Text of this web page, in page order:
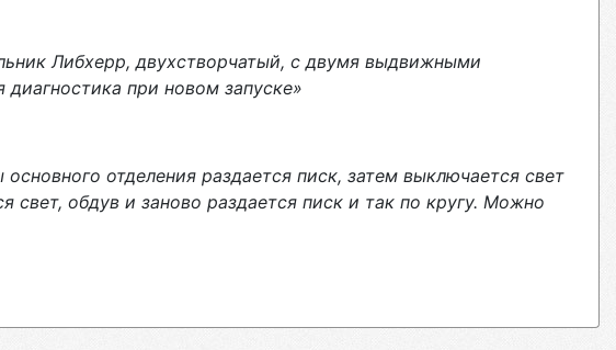
Либхерр, двухстворчатый, с двумя выдвижными
при новом запуске»
отделения раздается писк, затем выключается свет
свет, обдув и заново раздается писк и так по кругу. Можно